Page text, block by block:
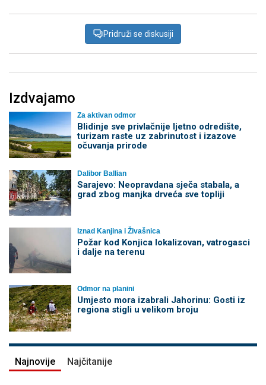
Pridruži se diskusiji
Izdvajamo
Za aktivan odmor
Blidinje sve privlačnije ljetno odredište,
turizam raste uz zabrinutost i izazove
očuvanja prirode
Dalibor Ballian
Sarajevo: Neopravdana sječa stabala, a
grad zbog manjka drveća sve topliji
Iznad Kanjina i Živašnica
Požar kod Konjica lokalizovan, vatrogasci
i dalje na terenu
Odmor na planini
Umjesto mora izabrali Jahorinu: Gosti iz
regiona stigli u velikom broju
Najnovije Najčitanije